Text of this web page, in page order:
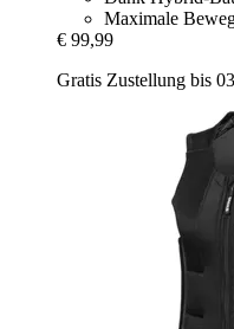
Maximale
€ 99,99
Gratis Zustellung bis